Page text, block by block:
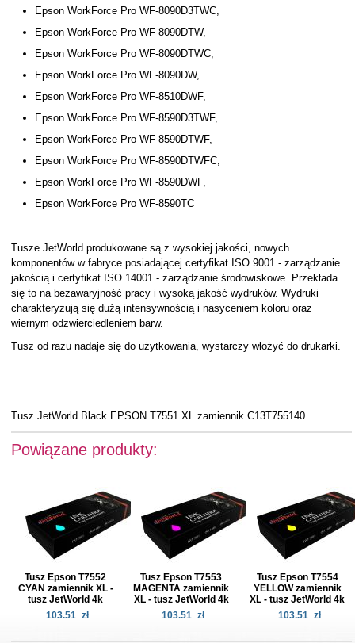
Epson WorkForce Pro WF-8090D3TWC,
Epson WorkForce Pro WF-8090DTW,
Epson WorkForce Pro WF-8090DTWC,
Epson WorkForce Pro WF-8090DW,
Epson WorkForce Pro WF-8510DWF,
Epson WorkForce Pro WF-8590D3TWF,
Epson WorkForce Pro WF-8590DTWF,
Epson WorkForce Pro WF-8590DTWFC,
Epson WorkForce Pro WF-8590DWF,
Epson WorkForce Pro WF-8590TC
Tusze JetWorld produkowane są z wysokiej jakości, nowych
komponentów w fabryce posiadającej certyfikat ISO 9001 - zarządzanie
jakością i certyfikat ISO 14001 - zarządzanie środowiskowe. Przekłada
się to na bezawaryjność pracy i wysoką jakość wydruków. Wydruki
charakteryzują się dużą intensywnością i nasyceniem koloru oraz
wiernym odzwierciedleniem barw.
Tusz od razu nadaje się do użytkowania, wystarczy włożyć do drukarki.
Tusz JetWorld Black EPSON T7551 XL zamiennik C13T755140
Powiązane produkty:
Tusz Epson T7552
CYAN zamiennik XL -
tusz JetWorld 4k
103.51 zł
Tusz Epson T7553
MAGENTA zamiennik
XL - tusz JetWorld 4k
103.51
zł
Tusz Epson T7554
YELLOW zamiennik
XL - tusz JetWorld 4k
103.51 zł